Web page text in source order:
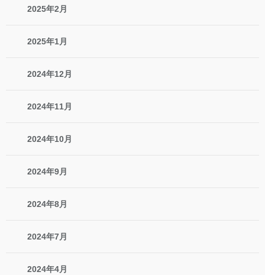
2025年2月
2025年1月
2024年12月
2024年11月
2024年10月
2024年9月
2024年8月
2024年7月
2024年4月